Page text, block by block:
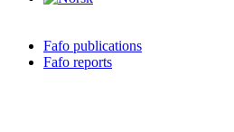
Fafo publications
Fafo reports